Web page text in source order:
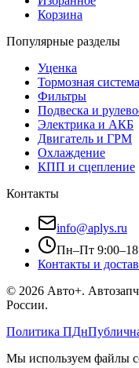
Корзина
Популярные разделы
Уценка
Тормозная система
Фильтры
Подвеска и
Электрика и АКБ
Двигатель и ГРМ
Охлаждение
КПП и сцепление
Контакты
info@aplys.ru
Пн–Пт
Контакты и
© 2026 Авто+.
России.
Политика ПДн
Мы используем файлы